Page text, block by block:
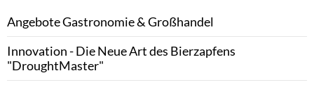
Angebote Gastronomie & Großhandel
Innovation - Die Neue Art des Bierzapfens
"DroughtMaster"